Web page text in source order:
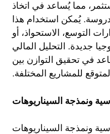
مما يُساعد في اتخاذ
يُمكن استخدام هذا
التوسع، الاستحواذ، أو
جديدة. التحليل المالي
في تحقيق التوازن بين
للمشاريع المختلفة.
ونمذجة السيناريوهات
ونمذجة السيناريوهات